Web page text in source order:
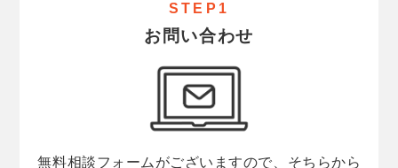
STEP1
お問い合わせ
無料相談フォームがございますので、そちらから